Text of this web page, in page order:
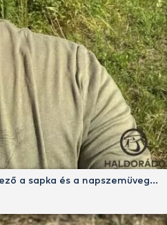
a sapka és a napszemüveg…